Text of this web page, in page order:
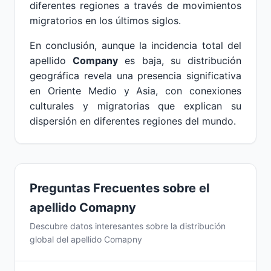
diferentes regiones a través de movimientos
migratorios en los últimos siglos.
En conclusión, aunque la incidencia total del
apellidoCompany es baja, su distribución
geográfica revela una presencia significativa
en Oriente Medio y Asia, con conexiones
culturales y migratorias que explican su
dispersión en diferentes regiones del mundo.
Preguntas Frecuentes sobre el
apellido Comapny
Descubre datos interesantes sobre la distribución
global del apellido Comapny